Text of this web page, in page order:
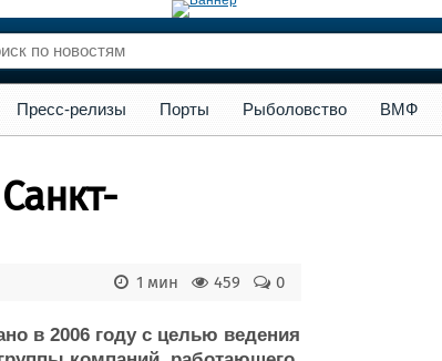
Флот
Пресс-релизы Порты Рыболовство ВМФ
0
459
1 мин
в 2006 году с целью ведения